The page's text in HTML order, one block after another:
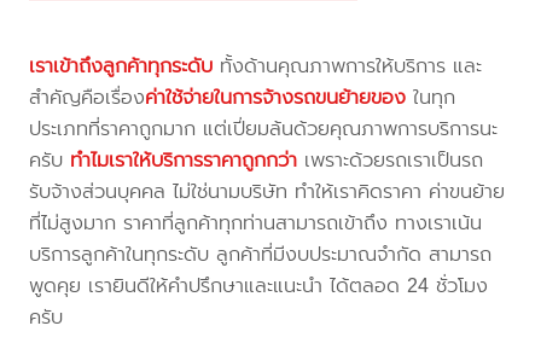
เราเข้าถึงลูกค้าทุกระดับ ทั้งด้านคุณภาพการให้บริการ และ
สำคัญคือเรื่องค่าใช้จ่ายในการจ้างรถขนย้ายของ ในทุก
ประเภทที่ราคาถูกมาก แต่เปี่ยมล้นด้วยคุณภาพการบริการนะ
ครับ ทำไมเราให้บริการราคาถูกกว่า เพราะด้วยรถเราเป็นรถ
รับจ้างส่วนบุคคล ไม่ใช่นามบริษัท ทำให้เราคิดราคา ค่าขนย้าย
ที่ไม่สูงมาก ราคาที่ลูกค้าทุกท่านสามารถเข้าถึง ทางเราเน้น
บริการลูกค้าในทุกระดับ ลูกค้าที่มีงบประมาณจำกัด สามารถ
พูดคุย เรายินดีให้คำปรึกษาและแนะนำ ได้ตลอด 24 ชั่วโมง
ครับ